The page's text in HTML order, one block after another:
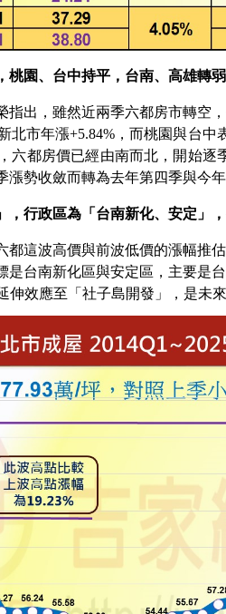
桃園、台中持平，台南、高雄轉
指出，雖然近兩季六都房市轉空
新北市年漲+5.84% ，而桃園與台中
六都房價已經由南而北，開始逐
漲勢收斂而轉為去年第四季與今年
，行政區為「台南新化、安定」
都這波高價與前波低價的漲幅推
是台南新化區與安定區，主要是
伸效應至「社子島開發」，是未